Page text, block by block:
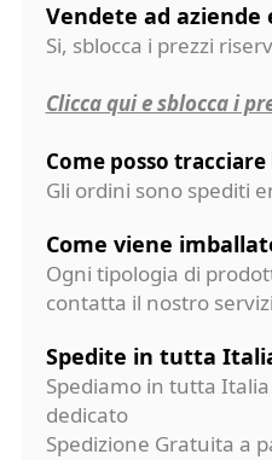
Vendete ad aziende
Si, sblocca i prezzi
Clicca qui e sblocca i
Come posso
Gli ordini sono spediti
Come viene
Ogni tipologia di
contatta il nostro
Spedite in tutta
Spediamo in tutta
dedicato
Spedizione Gratuita a